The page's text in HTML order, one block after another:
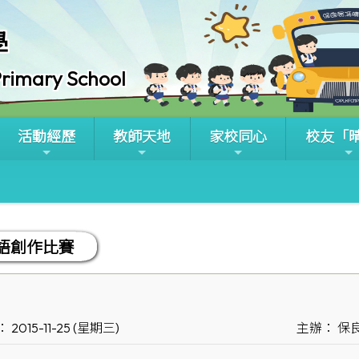
School
活動經歷 教師天地 家校同心 校友「
創作比賽
2015-11-25 (星期三) 主辦： 保